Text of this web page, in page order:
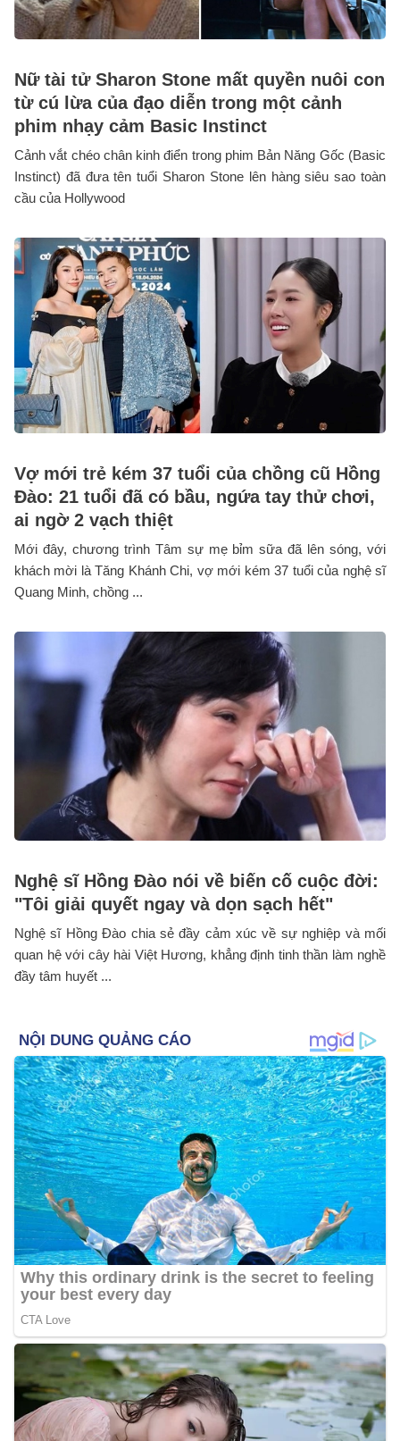
Nữ tài tử Sharon Stone mất quyền nuôi con
từ cú lừa của đạo diễn trong một cảnh
phim nhạy cảm Basic Instinct
Cảnh vắt chéo chân kinh điển trong phim Bản Năng Gốc (Basic
Instinct) đã đưa tên tuổi Sharon Stone lên hàng siêu sao toàn
cầu của Hollywood
Vợ mới trẻ kém 37 tuổi của chồng cũ Hồng
Đào: 21 tuổi đã có bầu, ngứa tay thử chơi,
ai ngờ 2 vạch thiệt
Mới đây, chương trình Tâm sự mẹ bỉm sữa đã lên sóng, với
khách mời là Tăng Khánh Chi, vợ mới kém 37 tuổi của nghệ sĩ
Quang Minh, chồng ...
Nghệ sĩ Hồng Đào nói về biến cố cuộc đời:
"Tôi giải quyết ngay và dọn sạch hết"
Nghệ sĩ Hồng Đào chia sẻ đầy cảm xúc về sự nghiệp và mối
quan hệ với cây hài Việt Hương, khẳng định tinh thần làm nghề
đầy tâm huyết ...